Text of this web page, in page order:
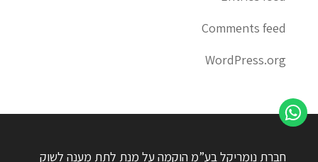
Comments feed
WordPress.org
חברת נומריקל בע”מ הוקמה על מנת לתת מענה לשוק